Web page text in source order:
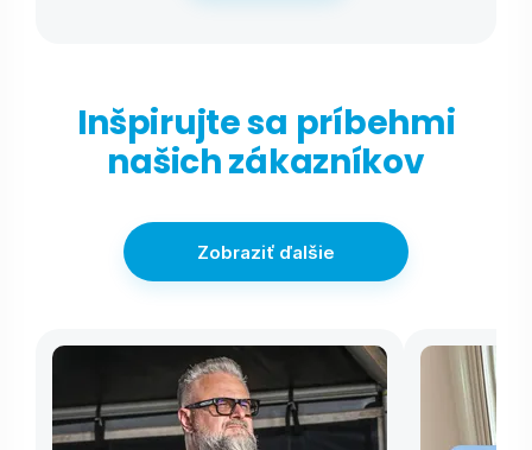
Inšpirujte sa príbehmi
našich zákazníkov
Zobraziť ďalšie